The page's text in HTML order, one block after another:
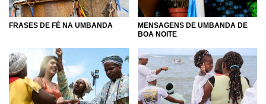
FRASES DE FÉ NA UMBANDA
MENSAGENS DE UMBANDA DE
BOA NOITE